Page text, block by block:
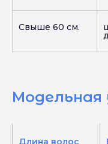
Свыше 60 см.
Модельная
Длина волос